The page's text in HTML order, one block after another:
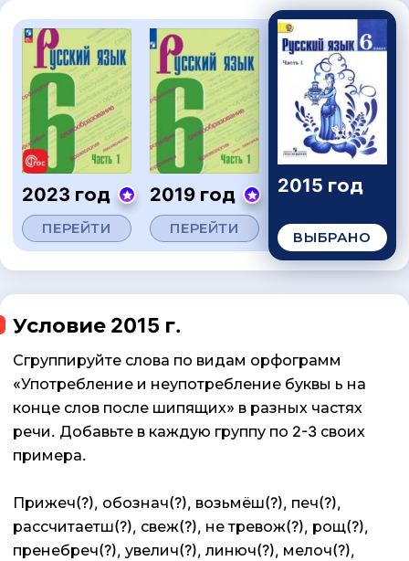
2023 год
ПЕРЕЙТИ
2019 год
ПЕРЕЙТИ
2015 год
ВЫБРАНО
Условие 2015 г.
Сгруппируйте слова по видам орфограмм
«Употребление и неупотребление буквы ь на
конце слов после шипящих» в разных частях
речи. Добавьте в каждую группу по 2-3 своих
примера.
Прижеч(?), обознач(?), возьмёш(?), печ(?),
рассчитаетш(?), свеж(?), не тревож(?), рощ(?),
пренебреч(?), увелич(?), линюч(?), мелоч(?),